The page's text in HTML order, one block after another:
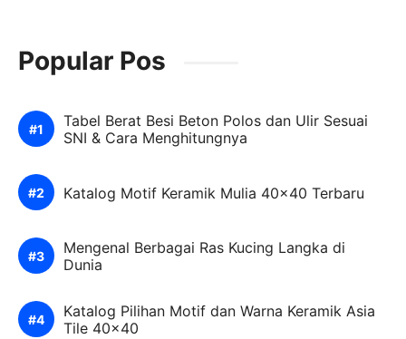
Popular Pos
Tabel Berat Besi Beton Polos dan Ulir Sesuai
SNI & Cara Menghitungnya
Katalog Motif Keramik Mulia 40×40 Terbaru
Mengenal Berbagai Ras Kucing Langka di
Dunia
Katalog Pilihan Motif dan Warna Keramik Asia
Tile 40×40